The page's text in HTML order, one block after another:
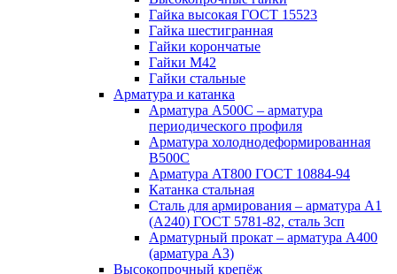
Гайка высокая ГОСТ 15523
Гайка шестигранная
Гайки корончатые
Гайки М42
Гайки стальные
Арматура и катанка
Арматура А500С – арматура
периодического профиля
Арматура холоднодеформированная
В500С
Арматура АТ800 ГОСТ 10884-94
Катанка стальная
Сталь для армирования – арматура А1
(А240) ГОСТ 5781-82, сталь 3сп
Арматурный прокат – арматура А400
(арматура А3)
Высокопрочный крепёж